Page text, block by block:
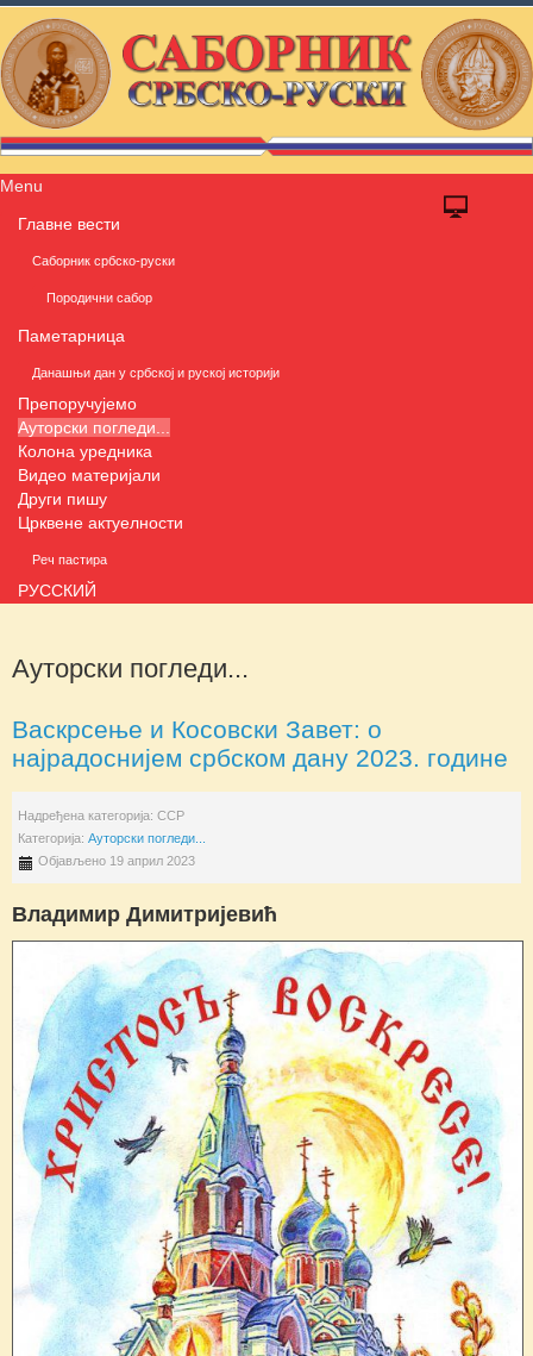
Menu
Главне вести
Саборник србско-руски
Породични сабор
Паметарница
Данашњи дан у србској и руској историји
Препоручујемо
Ауторски погледи...
Колона уредника
Видео материјали
Други пишу
Црквене актуелности
Реч пастира
РУССКИЙ
Ауторски погледи...
Васкрсење и Косовски Завет: о
најрадоснијем србском дану 2023. године
Надређена категорија: ССР
Категорија: Ауторски погледи...
Објављено 19 април 2023
Владимир Димитријевић